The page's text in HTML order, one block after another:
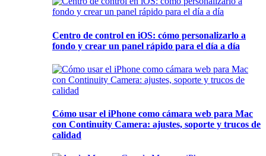
Centro de control en iOS: cómo personalizarlo a
fondo y crear un panel rápido para el día a día
Cómo usar el iPhone como cámara web para Mac
con Continuity Camera: ajustes, soporte y trucos de
calidad